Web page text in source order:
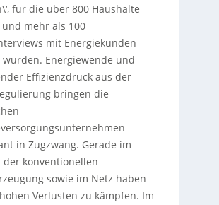
für die über 800 Haushalte
mehr als 100
mit Energiekunden
Energiewende und
Effizienzdruck aus der
bringen die
in Zugzwang. Gerade im
der konventionellen
sowie im Netz haben
Verlusten zu kämpfen. Im